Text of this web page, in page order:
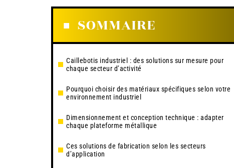
SOMMAIRE
Caillebotis industriel : des solutions sur mesure pour
chaque secteur d’activité
Pourquoi choisir des matériaux spécifiques selon votre
environnement industriel
Dimensionnement et conception technique : adapter
chaque plateforme métallique
Ces solutions de fabrication selon les secteurs
d’application